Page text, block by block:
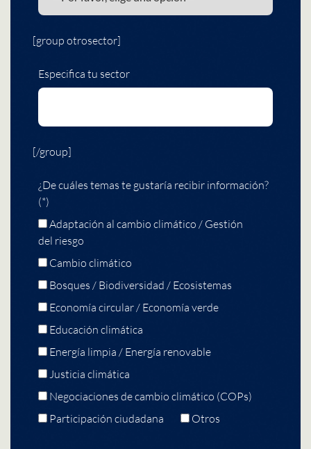
[group otrosector]
Especifica tu sector
[/group]
¿De cuáles temas te gustaría recibir información?
(*)
Adaptación al cambio climático / Gestión
del riesgo
Cambio climático
Bosques / Biodiversidad / Ecosistemas
Economía circular / Economía verde
Educación climática
Energía limpia / Energía renovable
Justicia climática
Negociaciones de cambio climático (COPs)
Participación ciudadana
Otros